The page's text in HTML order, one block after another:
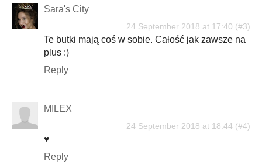
Sara's City
24 September 2018 at 17:40
Te butki mają coś w sobie. Całość jak zawsze na
plus :)
Reply
MILEX
24 September 2018 at 18:44
♥
Reply